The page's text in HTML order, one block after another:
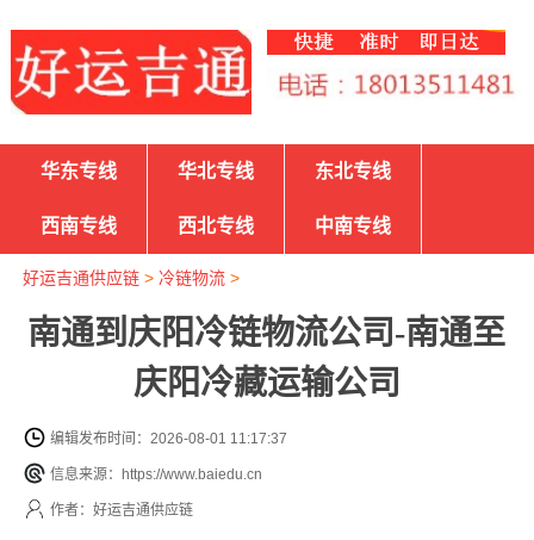
华东专线 华北专线 东北专线
西南专线 西北专线 中南专线
好运吉通供应链> 冷链物流>
南通到庆阳冷链物流公司-南通至
庆阳冷藏运输公司
编辑发布时间：2026-08-01 11:17:37
信息来源：https://www.baiedu.cn
作者：好运吉通供应链